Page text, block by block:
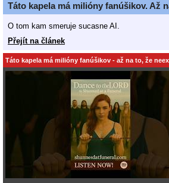
Táto kapela má milióny fanúšikov. Až
O tom kam smeruje sucasne AI.
Přejít na článek
Táto kapela má milióny fanúšikov - až na to, že